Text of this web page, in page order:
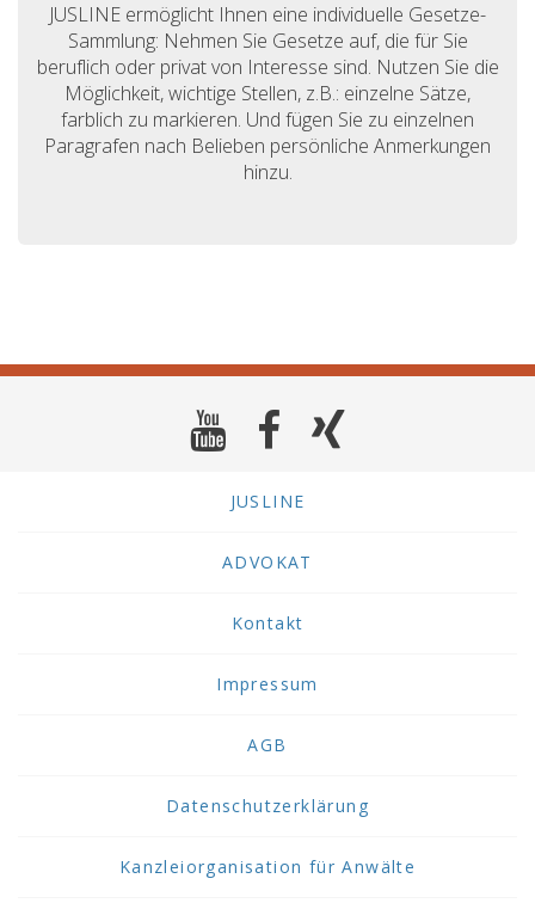
JUSLINE ermöglicht Ihnen eine individuelle Gesetze-
Sammlung: Nehmen Sie Gesetze auf, die für Sie
beruflich oder privat von Interesse sind. Nutzen Sie die
Möglichkeit, wichtige Stellen, z.B.: einzelne Sätze,
farblich zu markieren. Und fügen Sie zu einzelnen
Paragrafen nach Belieben persönliche Anmerkungen
hinzu.
JUSLINE
ADVOKAT
Kontakt
Impressum
AGB
Datenschutzerklärung
Kanzleiorganisation für Anwälte